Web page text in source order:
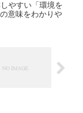
やすい「環境を
意味をわかりや